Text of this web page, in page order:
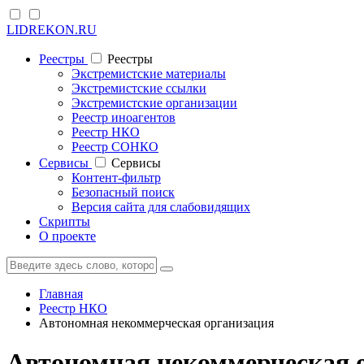
LIDREKON.RU
Реестры
Реестры
Экстремистские материалы
Экстремистские ссылки
Экстремистские организации
Реестр иноагентов
Реестр НКО
Реестр СОНКО
Cервисы
Cервисы
Контент-фильтр
Безопасный поиск
Версия сайта для слабовидящих
Скрипты
О проекте
Главная
Реестр НКО
Автономная некоммерческая организация